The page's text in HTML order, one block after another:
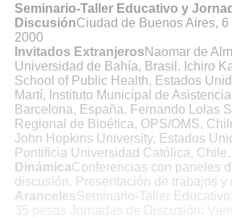
Seminario-Taller Educativo y
DiscusiónCiudad de Buenos Aires,
2000
Invitados ExtranjerosNaomar de
Universidad de Bahía, Brasil. Ichiro
School of Public Health, Estados
Martí, Instituto Municipal de
Barcelona, España. Fernando Lolas
Regional de Bioética, OPS/OMS,
John Hopkins University, Estados
Pontificia Universidad Católica, Chile.
DinámicaConferencias con paneles
discusión. Presentación de trabajos y
ArancelesSeminario-Taller
35 pesos Jornadas de Discusión: